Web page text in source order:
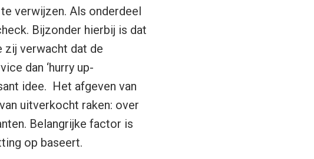
verwijzen. Als onderdeel
Bijzonder hierbij is dat
zij verwacht dat de
dan ‘hurry up-
idee. Het afgeven van
uitverkocht raken: over
Belangrijke factor is
op baseert.